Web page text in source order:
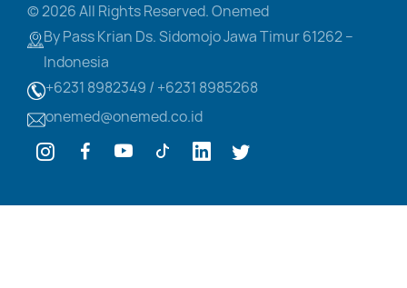
© 2026 All Rights Reserved. Onemed
By Pass Krian Ds. SidomojoJawa Timur 61262 –
Indonesia
+6231 8982349 / +6231 8985268
onemed@onemed.co.id